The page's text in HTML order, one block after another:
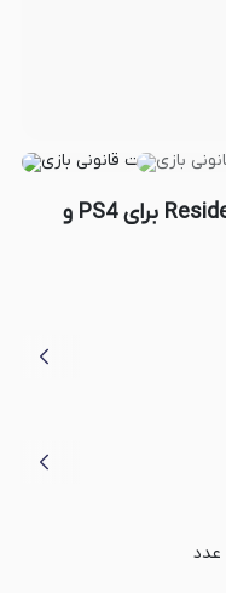
اکانت قانونی بازی Resident Evil Village برای PS4 و
عدد